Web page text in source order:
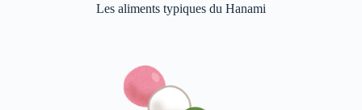
Les aliments typiques du Hanami